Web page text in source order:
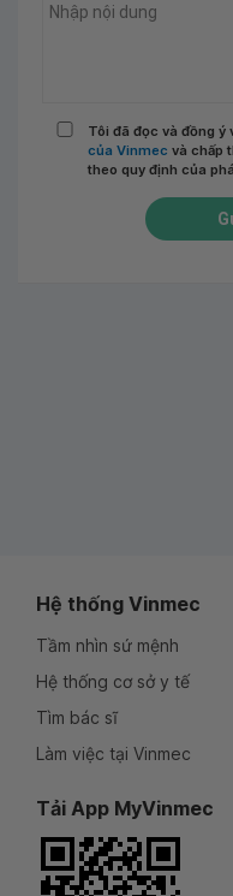
Tôi đã đọc và đồng ý
của Vinmec và chấp
theo quy định của
Hệ thống Vinmec
Tầm nhìn sứ mệnh
Hệ thống cơ sở y tế
Tìm bác sĩ
Làm việc tại Vinmec
Tải App MyVinmec